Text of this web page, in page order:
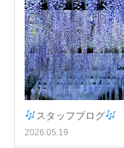
スタッフブログ
2026.05.19